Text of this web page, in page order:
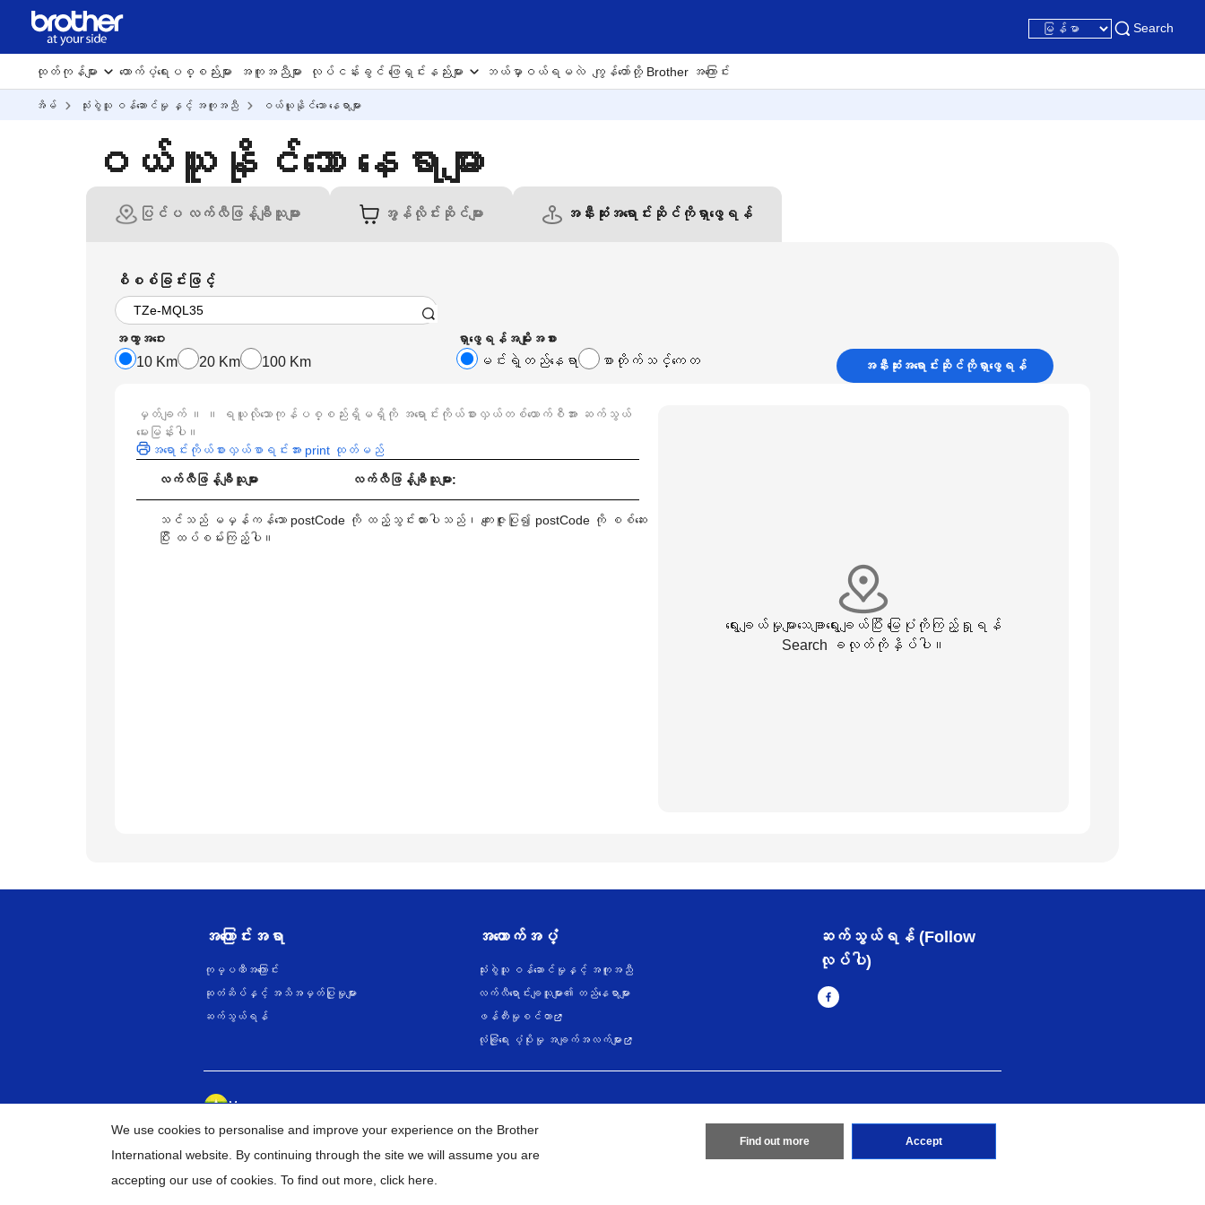
Search
ထုတ်ကုန်များ ထောက်ပံ့ရေးပစ္စည်းများ အကူအညီများ လုပ်ငန်းခွင် ဖြေရှင်းနည်းများ ဘယ်မှာဝယ်ရမလဲ ကျွန်တော်တို့ Brother အကြောင်း
အိမ် သုံးစွဲသူ ဝန်ဆောင်မှု နှင့် အကူအညီ ဝယ်ယူနိုင်သော နေရာများ
ဝယ်ယူနိုင်သော နေရာများ
ပြင်ပ လက်လီဖြန့်ချီသူများ အွန်လိုင်းဆိုင်များ အနီးဆုံးအရောင်းဆိုင်ကိုရှာဖွေရန်
စိစစ်ခြင်းဖြင့်
အကွာအဝေး
10 Km 20 Km 100 Km
ရှာဖွေရန်အမျိုးအစား
မင်းရဲ့တည်နေရာ စာတိုက်သင်္ကေတ အနီးဆုံးအရောင်းဆိုင်ကိုရှာဖွေရန်
မှတ်ချက် ။ ။ ရယူလိုသောကုန်ပစ္စည်းရှိမရှိကို အရောင်းကိုယ်စားလှယ်တစ်ယောက်စီအား ဆက်သွယ်
မေးမြန်းပါ။
အရောင်းကိုယ်စားလှယ်စာရင်းအား print ထုတ်မည်
လက်လီဖြန့်ချီသူများ လက်လီဖြန့်ချီသူများ:
သင်သည် မမှန်ကန်သော postCode ကို ထည့်သွင်းထားပါသည်၊ ကျေးဇူးပြု၍ postCode ကို စစ်ဆေး
ပြီး ထပ်စမ်းကြည့်ပါ။
ရွေးချယ်မှုများသေချာရွေးချယ်ပြီး မြေပုံကိုကြည့်ရှုရန်
Search ခလုတ်ကိုနှိပ်ပါ။
အကြောင်းအရာ
ကုမ္ပဏီအကြောင်း
ဆုတံဆိပ်နှင့် အသိအမှတ်ပြုမှုများ
ဆက်သွယ်ရန်
အထောက်အပံ့
သုံးစွဲသူ ဝန်ဆောင်မှုနှင့် အကူအညီ
လက်လီရောင်းချသူများ၏ တည်နေရာများ
ဖန်တီးမှုစင်တာ
လုံခြုံရေး ပံ့ပိုးမှု အချက်အလက်များ
ဆက်သွယ်ရန် (Follow
လုပ်ပါ)
Myanmar
Brother ၏ ကမ္ဘာတစ်ဝန်းရှိ ကွန်ယက်များ
BROTHER INTERNATIONAL SINGAPORE PTE. LTD. All Rights Reserved
We use cookies to personalise and improve your experience on the Brother
International website. By continuing through the site we will assume you are
accepting our use of cookies. To find out more, click here.
Find out more Accept